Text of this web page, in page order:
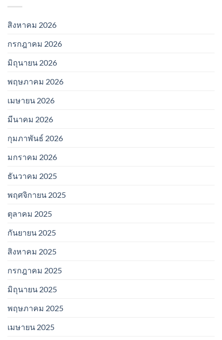
สิงหาคม 2026
กรกฎาคม 2026
มิถุนายน 2026
พฤษภาคม 2026
เมษายน 2026
มีนาคม 2026
กุมภาพันธ์ 2026
มกราคม 2026
ธันวาคม 2025
พฤศจิกายน 2025
ตุลาคม 2025
กันยายน 2025
สิงหาคม 2025
กรกฎาคม 2025
มิถุนายน 2025
พฤษภาคม 2025
เมษายน 2025